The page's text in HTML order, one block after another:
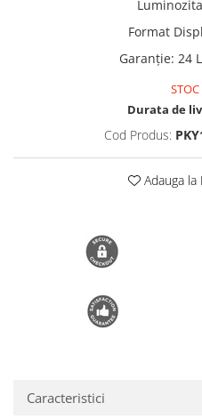
Format
Garanție: 24
Durata de
Cod Produs:
Adauga la
Caracteristici